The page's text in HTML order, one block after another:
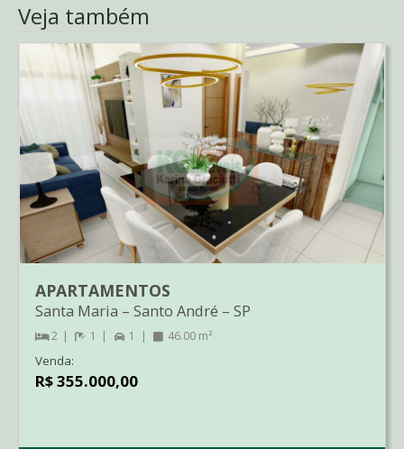
Veja também
APARTAMENTOS
Santa Maria – Santo André – SP
2 1 1 46.00 m²
Venda:
R$ 355.000,00